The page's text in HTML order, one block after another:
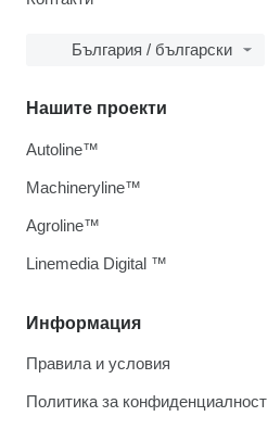
България / български
Информация
Правила и условия
Политика за конфиденциалност
Нашите проекти
Autoline™
Machineryline™
Agroline™
Linemedia Digital ™